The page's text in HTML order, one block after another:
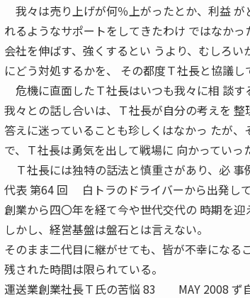
我々は売り上げが何％上がったとか、利益
れるようなサポートをしてきたわけ ではなかっ
会社を伸ばす、強くするとい うより、むしろ
にどう対処するかを、 その都度Ｔ社長と協議し
危機に直面したＴ社長はいつも我々に相 談す
我々との話し合いは、Ｔ社長が自分の考えを
答えに迷っていることも珍しくはなかっ たが
で、Ｔ社長は勇気を出して戦場に 向かっていっ
Ｔ社長には独特の話法と慎重さがあり、必
代表 第64 回 白トラのドライバーから出発し
創業から四〇年を経て今や世代交代の 時期を迎
しかし、経営基盤は盤石とは言えない。
そのまま二代目に継がせても、皆が不幸になる
残された時間は限られている。
運送業創業社長Ｔ氏の苦悩 83 MAY 2008 ず